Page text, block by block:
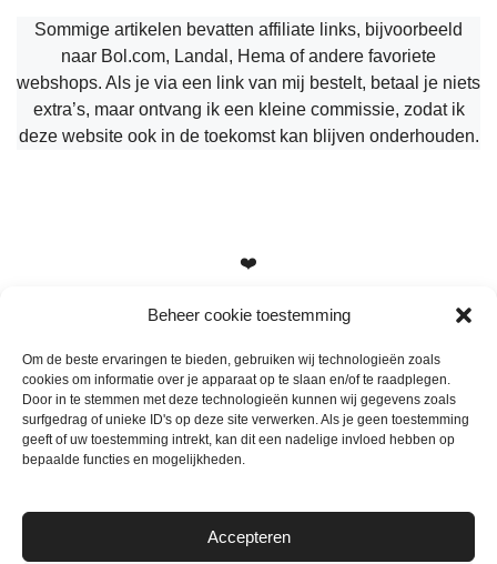
Beheer cookie toestemming
Om de beste ervaringen te bieden, gebruiken wij technologieën zoals
cookies om informatie over je apparaat op te slaan en/of te raadplegen.
Door in te stemmen met deze technologieën kunnen wij gegevens zoals
surfgedrag of unieke ID's op deze site verwerken. Als je geen toestemming
geeft of uw toestemming intrekt, kan dit een nadelige invloed hebben op
bepaalde functies en mogelijkheden.
Accepteren
Sommige artikelen bevatten affiliate links, bijvoorbeeld
naar Bol.com, Landal, Hema of andere favoriete
webshops. Als je via een link van mij bestelt, betaal je niets
extra’s, maar ontvang ik een kleine commissie, zodat ik
deze website ook in de toekomst kan blijven onderhouden.
❤️
Heb je vragen, suggesties of tips? Stuur me een berichtje
info@mamameteenblog.nl